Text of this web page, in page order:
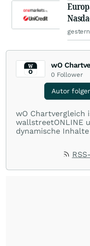
wO
0 Follower
Autor
wO Chartvergleich
wallstreetONLINE
dynamische
Charts und
Kursverläufe einer